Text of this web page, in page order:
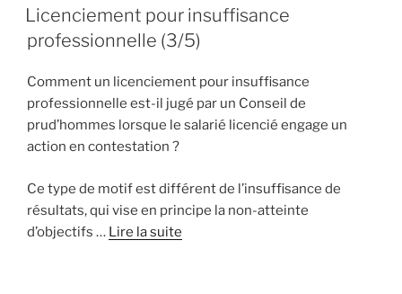
LE
Licenciement pour insuffisance
professionnelle (3/5)
Comment un licenciement pour insuffisance
professionnelle est-il jugé par un Conseil de
prud’hommes lorsque le salarié licencié engage un
action en contestation ?
Ce type de motif est différent de l’insuffisance de
résultats, qui vise en principe la non-atteinte
d’objectifs … Lire la suite